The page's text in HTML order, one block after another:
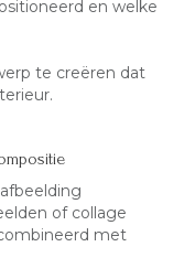
en welke
te creëren dat
of collage
met